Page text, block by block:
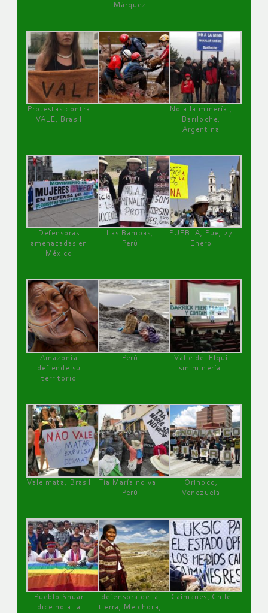
Márquez
Protestas contra
VALE, Brasil
No a la minería ,
Bariloche,
Argentina
Defensoras
amenazadas en
México
Las Bambas,
Perú
PUEBLA, Pue, 27
Enero
Amazonía
defiende su
territorio
Perú
Valle del Elqui
sin minería.
Vale mata, Brasil
Tía María no va !
Perú
Orinoco,
Venezuela
Pueblo Shuar
dice no a la
defensora de la
tierra, Melchora,
Caimanes, Chile